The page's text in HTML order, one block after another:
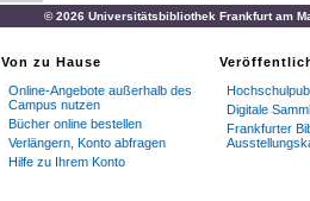
© 2026 Universitätsbibliothek Frankfurt am
Von zu Hause
Online-Angebote außerhalb des
Campus nutzen
Bücher online bestellen
Verlängern, Konto abfragen
Hilfe zu Ihrem Konto
Digitale
Frankfurter